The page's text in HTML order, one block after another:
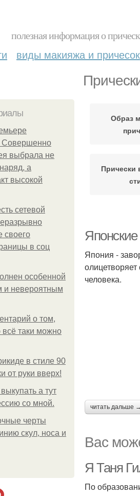
полезная информация о
виды макияжа и причесок
Совершенно
выбрала не
а
высокой
сетевой
своего
в соц
особенной
и невероятным
о том,
всё таки можно
в стиле 90
от руки вверх!
а тут
со мной.
черты
скул, носа и
Образ
Прически
Япония -
человека.
читать дальше →
Вас
Я Таня
По